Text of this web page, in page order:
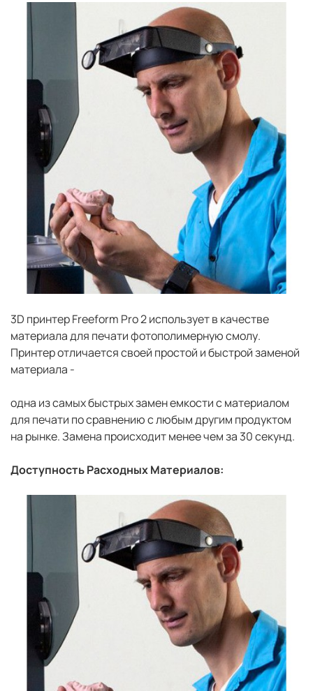
3D принтер Freeform Pro 2 использует в качестве
материала для печати фотополимерную смолу.
Принтер отличается своей простой и быстрой заменой
материала -
одна из самых быстрых замен емкости с материалом
для печати по сравнению с любым другим продуктом
на рынке. Замена происходит менее чем за 30 секунд.
Доступность Расходных Материалов: